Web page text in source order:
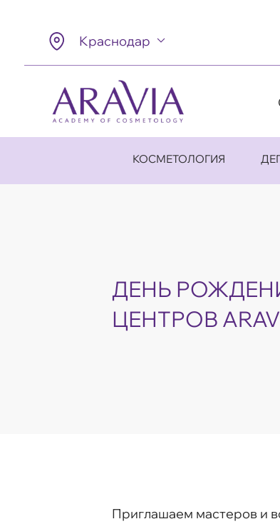
Краснодар
КОСМЕТОЛОГИЯ
ДЕНЬ
ЦЕНТРОВ
Приглашаем мастеров и